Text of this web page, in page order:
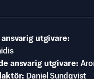
ansvarig utgivare
ansvarig utgivare
Daniel Sundqvist